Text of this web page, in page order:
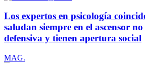
Los expertos en psicología
saludan siempre en el ascensor
defensiva y tienen apertura social
MAG.